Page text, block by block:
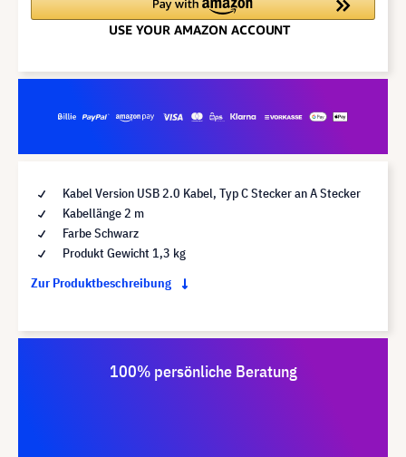
Kabel Version USB 2.0 Kabel, Typ C Stecker an A Stecker
Kabellänge 2 m
Farbe Schwarz
Produkt Gewicht 1,3 kg
Zur Produktbeschreibung
100% persönliche Beratung